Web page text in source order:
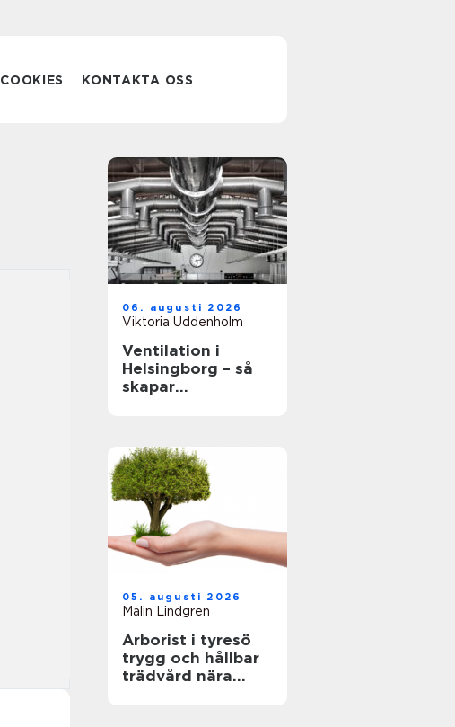
COOKIES KONTAKTA OSS
06. augusti 2026
Viktoria Uddenholm
Ventilation i
Helsingborg – så
skapar
miljöer
05. augusti 2026
Malin Lindgren
Arborist i tyresö
trygg och hållbar
trädvård nära